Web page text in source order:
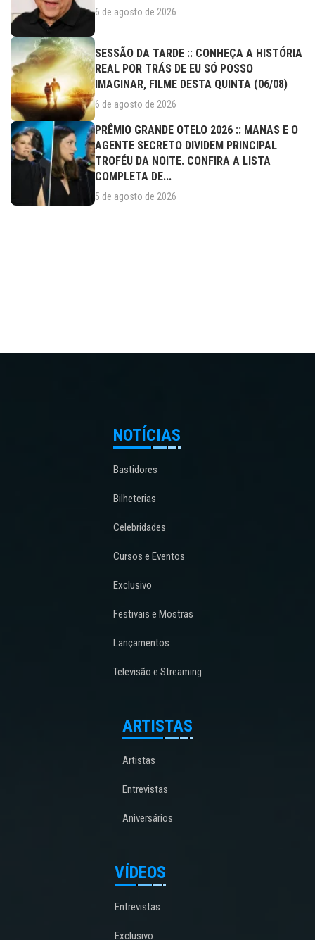
6 de agosto de 2026
SESSÃO DA TARDE :: CONHEÇA A HISTÓRIA
REAL POR TRÁS DE EU SÓ POSSO
IMAGINAR, FILME DESTA QUINTA (06/08)
6 de agosto de 2026
PRÊMIO GRANDE OTELO 2026 :: MANAS E O
AGENTE SECRETO DIVIDEM PRINCIPAL
TROFÉU DA NOITE. CONFIRA A LISTA
COMPLETA DE...
5 de agosto de 2026
NOTÍCIAS
Bastidores
Bilheterias
Celebridades
Cursos e Eventos
Exclusivo
Festivais e Mostras
Lançamentos
Televisão e Streaming
ARTISTAS
Artistas
Entrevistas
Aniversários
VÍDEOS
Entrevistas
Exclusivo